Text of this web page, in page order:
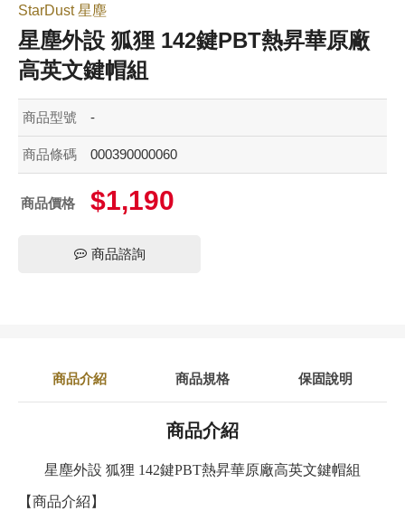
StarDust 星塵
星塵外設 狐狸 142鍵PBT熱昇華原廠
高英文鍵帽組
商品型號 -
商品條碼 000390000060
商品價格 $1,190
商品諮詢
商品介紹 商品規格 保固說明
商品介紹
星塵外設 狐狸 142鍵PBT熱昇華原廠高英文鍵帽組
【商品介紹】